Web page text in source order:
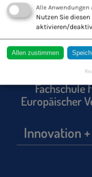
Europäischer
Innovation
Alle
Nutzen Sie
aktivieren/
Allen zustimmen